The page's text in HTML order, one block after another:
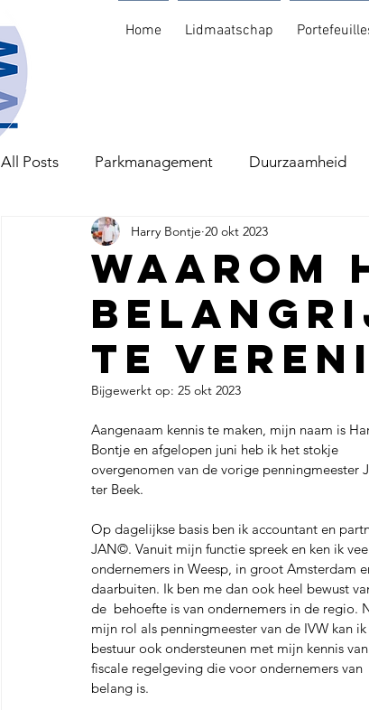
Home Lidmaatschap
All Posts Parkmanagement Duurzaamheid
Scholing en Arbeid
Waarom
te
Harry Bontje 20 okt 2023
Bijgewerkt op: 25 okt 2023
Aangenaam kennis te maken, mijn naam is
Bontje en afgelopen juni heb ik het stokje
overgenomen van de vorige penningmeester
ter Beek.
Op dagelijkse basis ben ik accountant en
JAN©. Vanuit mijn functie spreek en ken ik
ondernemers in Weesp, in groot Amsterdam
daarbuiten. Ik ben me dan ook heel bewust
de  behoefte is van ondernemers in de regio.
mijn rol als penningmeester van de IVW kan
bestuur ook ondersteunen met mijn kennis
fiscale regelgeving die voor ondernemers van
belang is.